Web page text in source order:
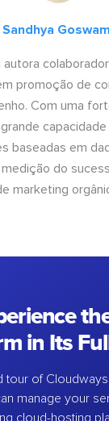
Sandhya
autora
promoção de
Com uma
baseadas em
do
marketing
in Its
tour of
manage your
cloud-hosting